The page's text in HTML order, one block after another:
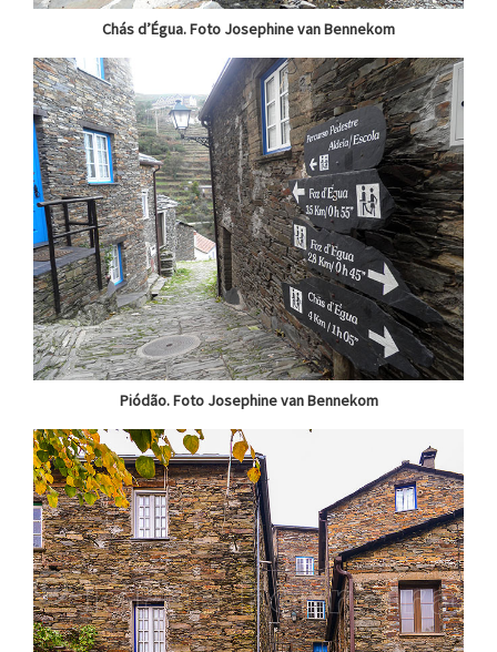
Chás d’Égua. Foto Josephine van Bennekom
Piódão. Foto Josephine van Bennekom